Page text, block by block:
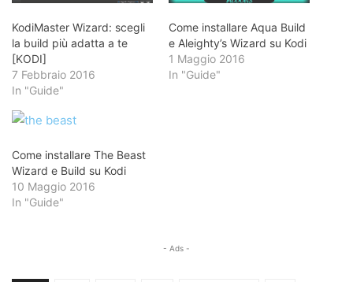
KodiMaster Wizard: scegli
la build più adatta a te
[KODI]
7 Febbraio 2016
In "Guide"
Come installare Aqua Build
e Aleighty’s Wizard su Kodi
1 Maggio 2016
In "Guide"
Come installare The Beast
Wizard e Build su Kodi
10 Maggio 2016
In "Guide"
- Ads -